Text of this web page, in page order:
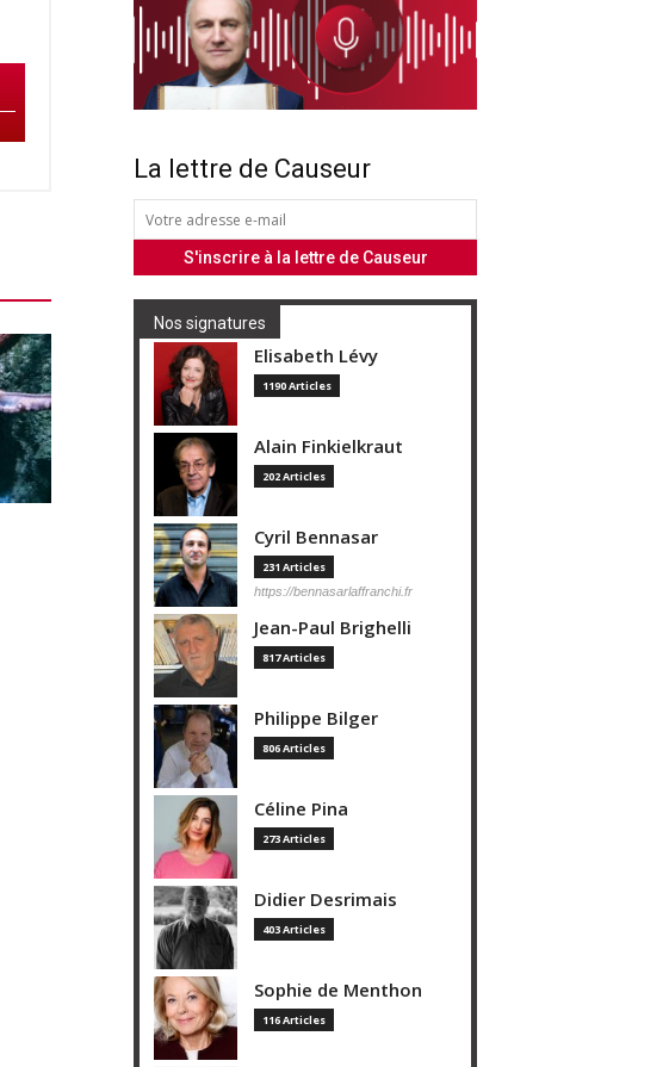
La lettre de Causeur
Nos signatures
Elisabeth Lévy
1190 Articles
Alain Finkielkraut
202 Articles
Cyril Bennasar
231 Articles
https://bennasarlaffranchi.fr
Jean-Paul Brighelli
817 Articles
Philippe Bilger
806 Articles
Céline Pina
273 Articles
Didier Desrimais
403 Articles
Sophie de Menthon
116 Articles